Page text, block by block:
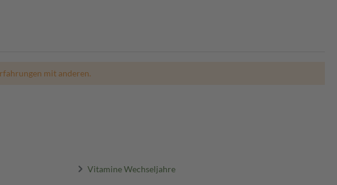
mit anderen.
Vitamine Wechseljahre